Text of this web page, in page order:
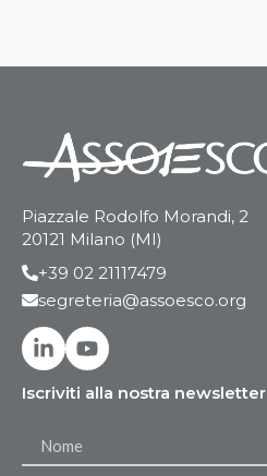
Piazzale Rodolfo Morandi, 2
20121 Milano (MI)
+39 02 21117479
segreteria@assoesco.org
Iscriviti alla nostra newsletter